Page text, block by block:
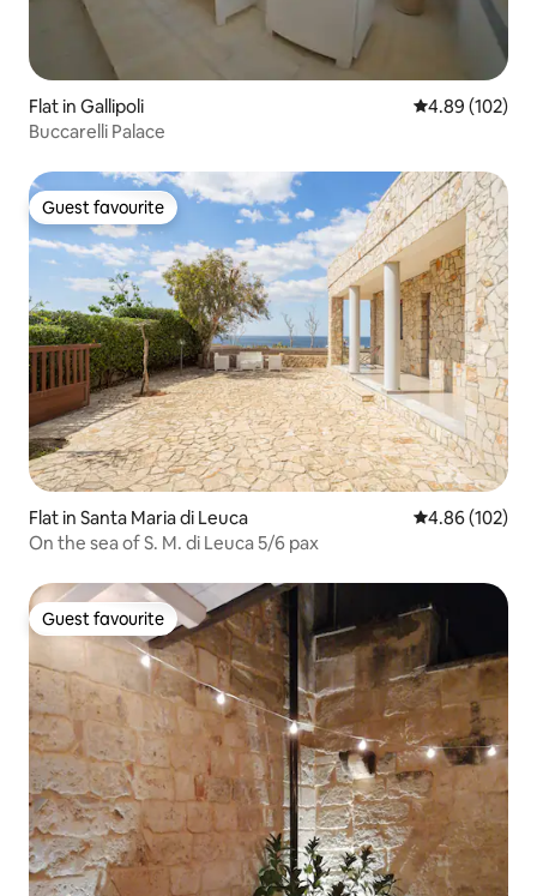
Flat in Gallipoli 4.89 out of 5
4.89 (102)
Buccarelli Palace
Guest favourite
Guest favourite
Flat in Santa Maria di Leuca 4.86 out of 5
4.86 (102)
On the sea of S. M. di Leuca 5/6 pax
Guest favourite
Guest favourite